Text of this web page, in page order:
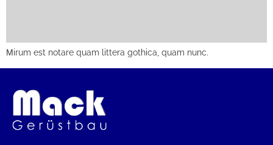
Мirum est notare quam littera gothica, quam nunc.